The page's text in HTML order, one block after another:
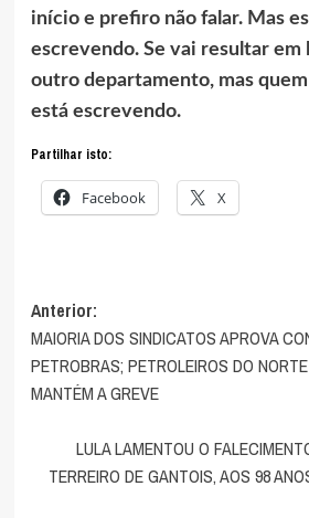
início e prefiro não falar. Mas
escrevendo. Se vai resultar em
outro departamento, mas
está escrevendo.
Partilhar isto:
Facebook X
Navegação
de
artigos
Anterior:
MAIORIA DOS SINDICATOS APROVA
PETROBRAS; PETROLEIROS DO
MANTÉM A GREVE
LULA LAMENTOU O
TERREIRO DE GANTOIS, AOS 98